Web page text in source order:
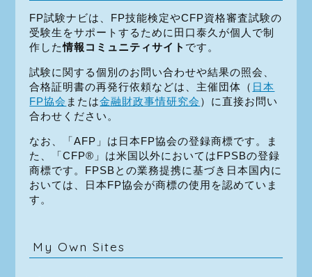
FP試験ナビは、FP技能検定やCFP資格審査試験の
受験生をサポートするために田口泰久が個人で制
作した情報コミュニティサイト です。
試験に関する個別のお問い合わせや結果の照会、
合格証明書の再発行依頼などは、主催団体（ 日本
FP協会 または金融財政事情研究会 ）に直接お問い
合わせください。
なお、「AFP」は日本FP協会の登録商標です。ま
た、「CFP®」は米国以外においてはFPSBの登録
商標です。FPSBとの業務提携に基づき日本国内に
おいては、日本FP協会が商標の使用を認めていま
す。
My Own Sites